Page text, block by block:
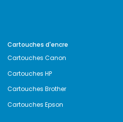
Cartouches d'encre
Cartouches Canon
Cartouches HP
Cartouches Brother
Cartouches Epson